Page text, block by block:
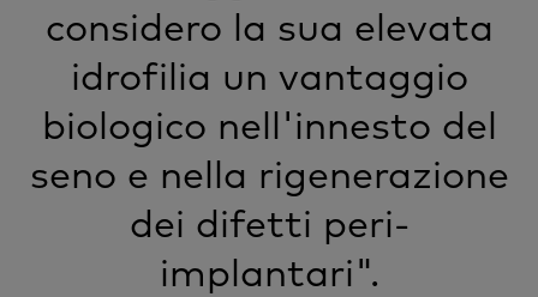
considero la sua elevata
idrofilia un vantaggio
biologico nell'innesto del
seno e nella rigenerazione
dei difetti peri-
implantari".